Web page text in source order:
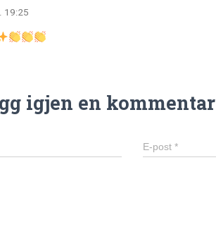
19:25
igjen en kommentar
E-post *